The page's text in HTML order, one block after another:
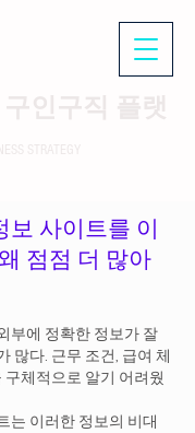
인구직 플랫
사이트를 이
점점 더 많아
부에 정확한 정보가 잘
많다. 근무 조건, 급여 체
구체적으로 알기 어려웠
는 이러한 정보의 비대